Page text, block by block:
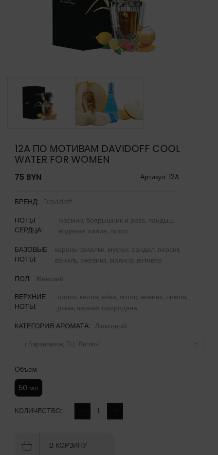
12A ПО МОТИВАМ DAVIDOFF COOL
WATER FOR WOMEN
75 BYN Артикул: 12A
БРЕНД: Davidoff
НОТЫ
СЕРДЦА:
жасмин, боярышник и роза, ландыш,
водяная лилия, лотос
БАЗОВЫЕ
НОТЫ:
корень-фиалки, мускус, сандал, персик,
ваниль, ежевика, малина, ветивер
ПОЛ: Женский
ВЕРХНИЕ
НОТЫ:
лилия, калон, айва, лотос, ананас, лимон,
дыня, черная смородина
КАТЕГОРИЯ АРОМАТА: Люксовый
г.Барановичи, ТЦ "Легион"
Объем
50 мл
КОЛИЧЕСТВО:
В КОРЗИНУ